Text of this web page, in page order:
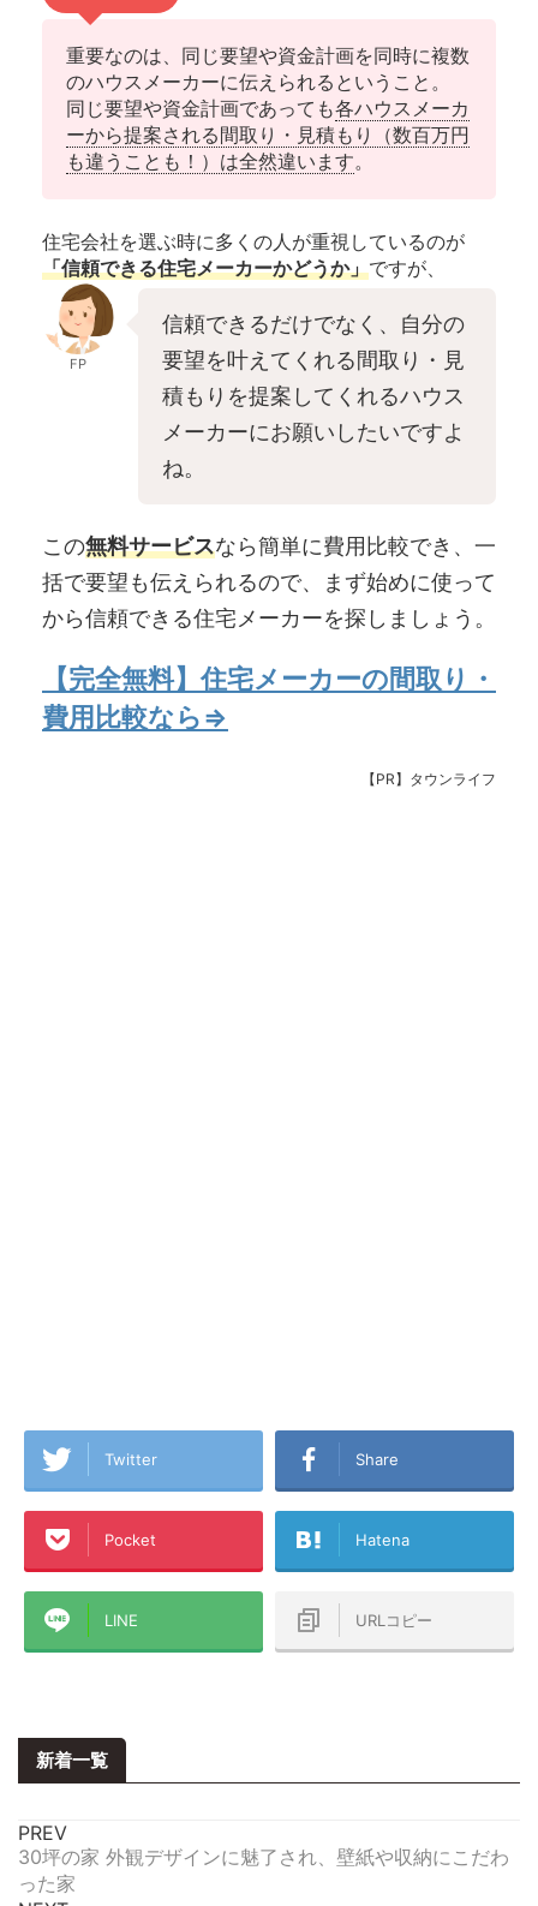
重要なのは、同じ要望や資金計画を同時に複数
のハウスメーカーに伝えられるということ。
同じ要望や資金計画であっても各ハウスメーカ
ーから提案される間取り・見積もり（数百万円
も違うことも！）は全然違います。
住宅会社を選ぶ時に多くの人が重視しているのが
「信頼できる住宅メーカーかどうか」ですが、
FP
信頼できるだけでなく、自分の
要望を叶えてくれる間取り・見
積もりを提案してくれるハウス
メーカーにお願いしたいですよ
ね。
この無料サービスなら簡単に費用比較でき、一
括で要望も伝えられるので、まず始めに使って
から信頼できる住宅メーカーを探しましょう。
【完全無料】住宅メーカーの間取り・
費用比較なら⇒
【PR】タウンライフ
Twitter Share
Pocket Hatena
LINE URLコピー
新着一覧
PREV
30坪の家 外観デザインに魅了され、壁紙や収納にこだわ
った家